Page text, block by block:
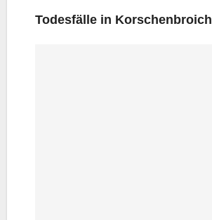
Todes­fäl­le in Korschenbroich